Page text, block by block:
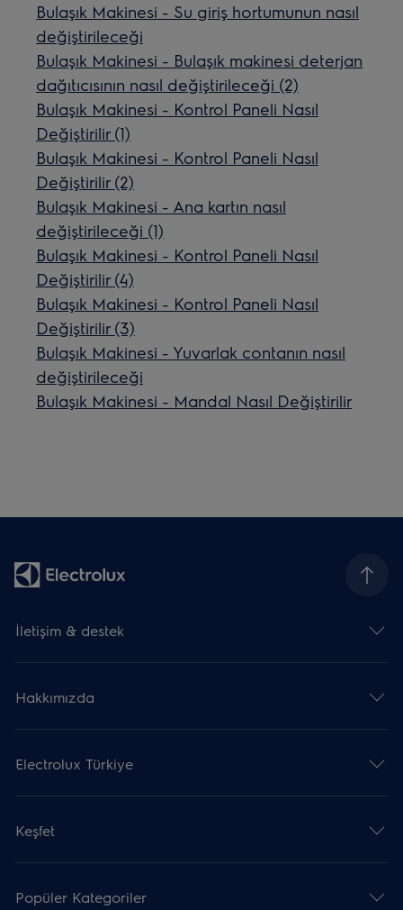
Bulaşık Makinesi - Su giriş hortumunun nasıl
değiştirileceği
Bulaşık Makinesi - Bulaşık makinesi deterjan
dağıtıcısının nasıl değiştirileceği (2)
Bulaşık Makinesi - Kontrol Paneli Nasıl
Değiştirilir (1)
Bulaşık Makinesi - Kontrol Paneli Nasıl
Değiştirilir (2)
Bulaşık Makinesi - Ana kartın nasıl
değiştirileceği (1)
Bulaşık Makinesi - Kontrol Paneli Nasıl
Değiştirilir (4)
Bulaşık Makinesi - Kontrol Paneli Nasıl
Değiştirilir (3)
Bulaşık Makinesi - Yuvarlak contanın nasıl
değiştirileceği
Bulaşık Makinesi - Mandal Nasıl Değiştirilir
İletişim & destek
Hakkımızda
Electrolux Türkiye
Keşfet
Popüler Kategoriler